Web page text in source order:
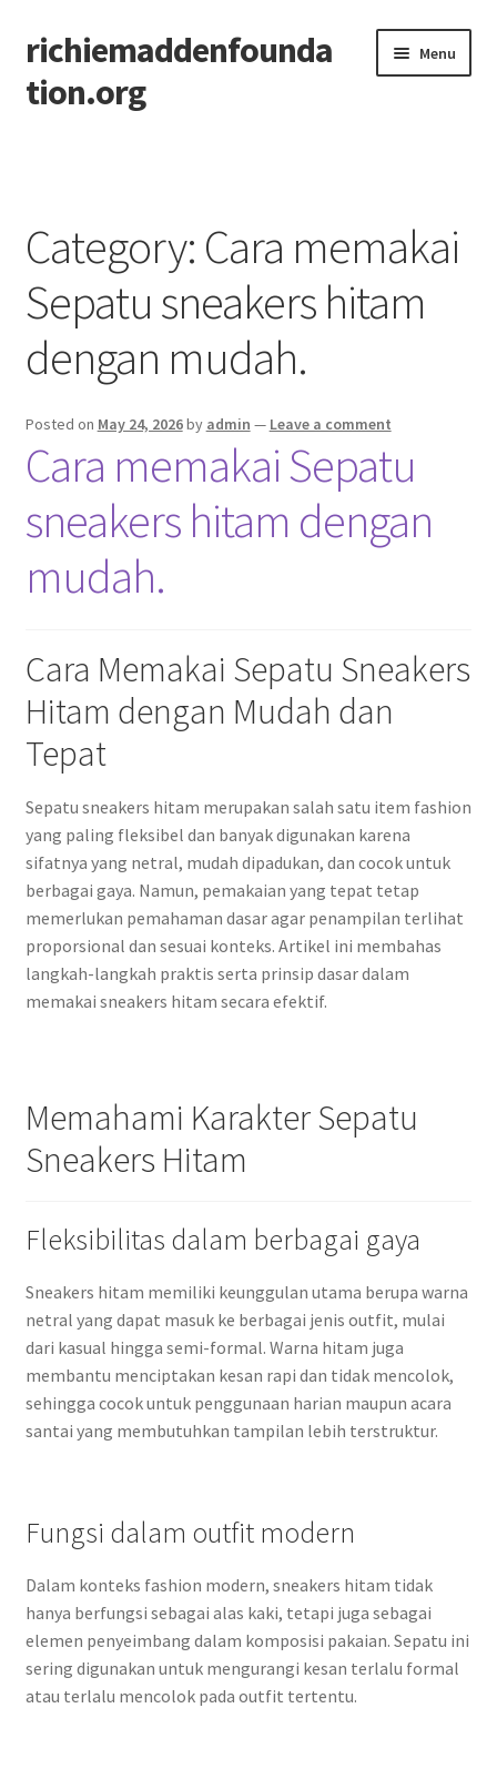
Skip
to
navigation
Skip
to
content
richiemaddenfounda
tion.org
Menu
Category: Cara memakai
Sepatu sneakers hitam
dengan mudah.
Posted on May 24, 2026by admin — Leave a comment
Cara memakai Sepatu
sneakers hitam dengan
mudah.
Cara Memakai Sepatu Sneakers
Hitam dengan Mudah dan
Tepat
Sepatu sneakers hitam merupakan salah satu item fashion
yang paling fleksibel dan banyak digunakan karena
sifatnya yang netral, mudah dipadukan, dan cocok untuk
berbagai gaya. Namun, pemakaian yang tepat tetap
memerlukan pemahaman dasar agar penampilan terlihat
proporsional dan sesuai konteks. Artikel ini membahas
langkah-langkah praktis serta prinsip dasar dalam
memakai sneakers hitam secara efektif.
Memahami Karakter Sepatu
Sneakers Hitam
Fleksibilitas dalam berbagai gaya
Sneakers hitam memiliki keunggulan utama berupa warna
netral yang dapat masuk ke berbagai jenis outfit, mulai
dari kasual hingga semi-formal. Warna hitam juga
membantu menciptakan kesan rapi dan tidak mencolok,
sehingga cocok untuk penggunaan harian maupun acara
santai yang membutuhkan tampilan lebih terstruktur.
Fungsi dalam outfit modern
Dalam konteks fashion modern, sneakers hitam tidak
hanya berfungsi sebagai alas kaki, tetapi juga sebagai
elemen penyeimbang dalam komposisi pakaian. Sepatu ini
sering digunakan untuk mengurangi kesan terlalu formal
atau terlalu mencolok pada outfit tertentu.